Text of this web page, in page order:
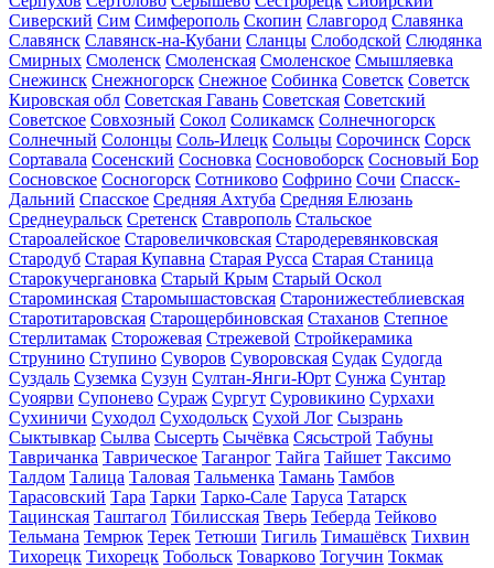
Сиверский Сим Симферополь Скопин Славгород Славянка
Славянск Славянск-на-Кубани Сланцы Слободской Слюдянка
Смирных Смоленск Смоленская Смоленское Смышляевка
Снежинск Снежногорск Снежное Собинка Советск Советск
Кировская обл Советская Гавань Советская Советский
Советское Совхозный Сокол Соликамск Солнечногорск
Солнечный Солонцы Соль-Илецк Сольцы Сорочинск Сорск
Сортавала Сосенский Сосновка Сосновоборск Сосновый Бор
Сосновское Сосногорск Сотниково Софрино Сочи Спасск-
Дальний Спасское Средняя Ахтуба Средняя Елюзань
Среднеуральск Сретенск Ставрополь Стальское
Староалейское Старовеличковская Стародеревянковская
Стародуб Старая Купавна Старая Русса Старая Станица
Старокучергановка Старый Крым Старый Оскол
Староминская Старомышастовская Старонижестеблиевская
Старотитаровская Старощербиновская Стаханов Степное
Стерлитамак Сторожевая Стрежевой Стройкерамика
Струнино Ступино Суворов Суворовская Судак Судогда
Суздаль Суземка Сузун Султан-Янги-Юрт Сунжа Сунтар
Суоярви Супонево Сураж Сургут Суровикино Сурхахи
Сухиничи Суходол Суходольск Сухой Лог Сызрань
Сыктывкар Сылва Сысерть Сычёвка Сясьстрой Табуны
Тавричанка Таврическое Таганрог Тайга Тайшет Таксимо
Талдом Талица Таловая Тальменка Тамань Тамбов
Тарасовский Тара Тарки Тарко-Сале Таруса Татарск
Тацинская Таштагол Тбилисская Тверь Теберда Тейково
Тельмана Темрюк Терек Тетюши Тигиль Тимашёвск Тихвин
Тихорецк Тихорецк Тобольск Товарково Тогучин Токмак